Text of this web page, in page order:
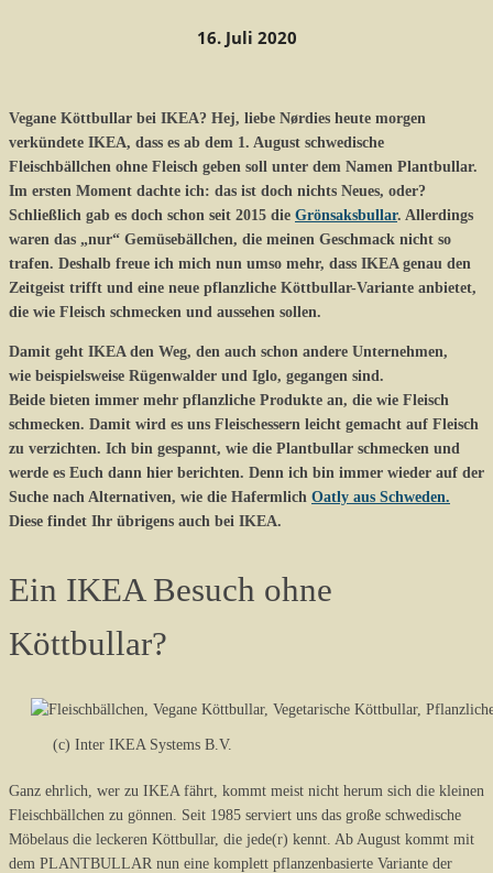
16. Juli 2020
Vegane Köttbullar bei IKEA? Hej, liebe Nørdies heute morgen
verkündete IKEA, dass es ab dem 1. August schwedische
Fleischbällchen ohne Fleisch geben soll unter dem Namen Plantbullar.
Im ersten Moment dachte ich: das ist doch nichts Neues, oder?
Schließlich gab es doch schon seit 2015 die Grönsaksbullar. Allerdings
waren das „nur“ Gemüsebällchen, die meinen Geschmack nicht so
trafen. Deshalb freue ich mich nun umso mehr, dass IKEA genau den
Zeitgeist trifft und eine neue pflanzliche Köttbullar-Variante anbietet,
die wie Fleisch schmecken und aussehen sollen.
Damit geht IKEA den Weg, den auch schon andere Unternehmen,
wie beispielsweise Rügenwalder und Iglo, gegangen sind.
Beide bieten immer mehr pflanzliche Produkte an, die wie Fleisch
schmecken. Damit wird es uns Fleischessern leicht gemacht auf Fleisch
zu verzichten. Ich bin gespannt, wie die Plantbullar schmecken und
werde es Euch dann hier berichten. Denn ich bin immer wieder auf der
Suche nach Alternativen, wie die Hafermlich Oatly aus Schweden.
Diese findet Ihr übrigens auch bei IKEA.
Ein IKEA Besuch ohne
Köttbullar?
(c) Inter IKEA Systems B.V.
Ganz ehrlich, wer zu IKEA fährt, kommt meist nicht herum sich die kleinen
Fleischbällchen zu gönnen. Seit 1985 serviert uns das große schwedische
Möbelaus die leckeren Köttbullar, die jede(r) kennt. Ab August kommt mit
dem PLANTBULLAR nun eine komplett pflanzenbasierte Variante der